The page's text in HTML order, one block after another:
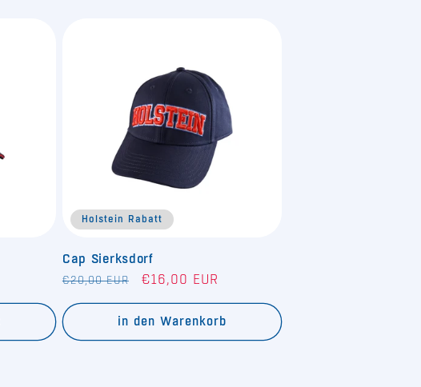
Holstein Rabatt
Cap Sierksdorf
Normaler
€20,00 EUR Verkaufspreis
€16,00 EUR
in den Warenkorb